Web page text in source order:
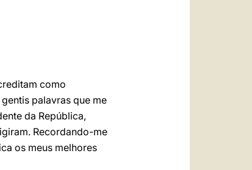
como
palavras que me
da República,
Recordando-me
os meus melhores